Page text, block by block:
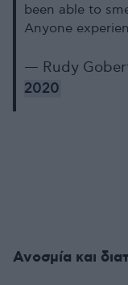
been able to
Anyone
— Rudy
2020
Ανοσμία και